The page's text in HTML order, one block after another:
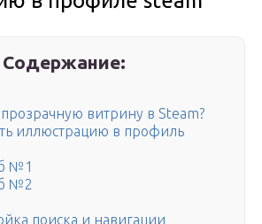
Содержание:
прозрачную витрину в Steam?
иллюстрацию в профиль
№1
№2
поиска и навигации